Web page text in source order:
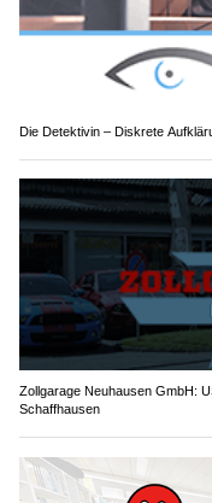
Die Detektivin – Diskrete
Zollgarage Neuhausen GmbH:
Schaffhausen